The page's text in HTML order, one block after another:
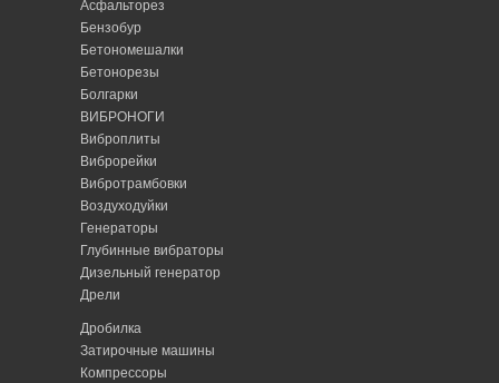
Асфальторез
Бензобур
Бетономешалки
Бетонорезы
Болгарки
ВИБРОНОГИ
Виброплиты
Виброрейки
Вибротрамбовки
Воздуходуйки
Генераторы
Глубинные вибраторы
Дизельный генератор
Дрели
Дробилка
Затирочные машины
Компрессоры